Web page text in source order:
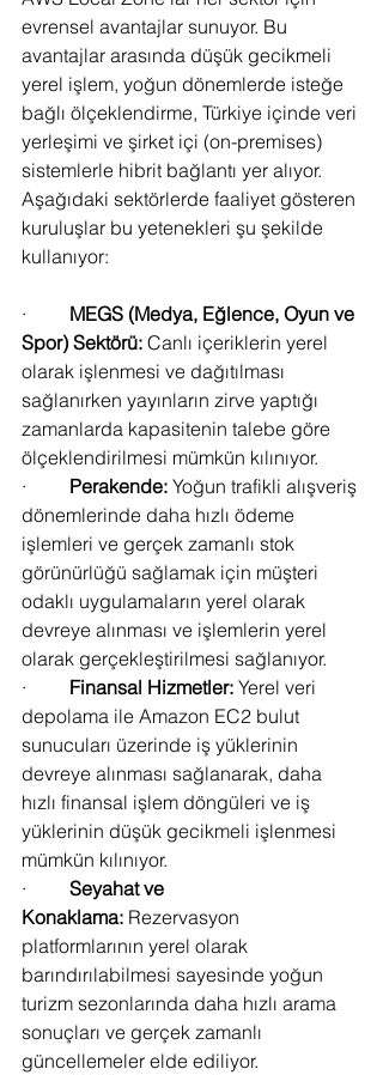
evrensel avantajlar sunuyor. Bu
avantajlar arasında düşük gecikmeli
yerel işlem, yoğun dönemlerde isteğe
bağlı ölçeklendirme, Türkiye içinde veri
yerleşimi ve şirket içi (on-premises)
sistemlerle hibrit bağlantı yer alıyor.
Aşağıdaki sektörlerde faaliyet gösteren
kuruluşlar bu yetenekleri şu şekilde
kullanıyor:
· MEGS (Medya, Eğlence, Oyun ve
Spor) Sektörü: Canlı içeriklerin yerel
olarak işlenmesi ve dağıtılması
sağlanırken yayınların zirve yaptığı
zamanlarda kapasitenin talebe göre
ölçeklendirilmesi mümkün kılınıyor.
· Perakende: Yoğun trafikli alışveriş
dönemlerinde daha hızlı ödeme
işlemleri ve gerçek zamanlı stok
görünürlüğü sağlamak için müşteri
odaklı uygulamaların yerel olarak
devreye alınması ve işlemlerin yerel
olarak gerçekleştirilmesi sağlanıyor.
· Finansal Hizmetler: Yerel veri
depolama ile Amazon EC2 bulut
sunucuları üzerinde iş yüklerinin
devreye alınması sağlanarak, daha
hızlı finansal işlem döngüleri ve iş
yüklerinin düşük gecikmeli işlenmesi
mümkün kılınıyor.
· Seyahat ve
Konaklama: Rezervasyon
platformlarının yerel olarak
barındırılabilmesi sayesinde yoğun
turizm sezonlarında daha hızlı arama
sonuçları ve gerçek zamanlı
güncellemeler elde ediliyor.